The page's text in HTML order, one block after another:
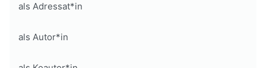
als Adressat*in
als Autor*in